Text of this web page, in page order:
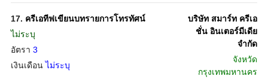
17. ครีเอทีฟเขียนบทรายการโทรทัศน์
ไม่ระบุ
อัตรา 3
เงินเดือนไม่ระบุ
บริษัท สมาร์ท ครีเอ
ชั่น อินเตอร์มีเดีย
จำกัด
จังหวัด
กรุงเทพมหานคร